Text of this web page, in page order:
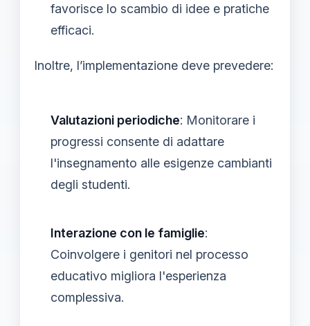
favorisce lo scambio di idee e pratiche
efficaci.
Inoltre, l’implementazione deve prevedere:
Valutazioni periodiche: Monitorare i
progressi consente di adattare
l'insegnamento alle esigenze cambianti
degli studenti.
Interazione con le famiglie:
Coinvolgere i genitori nel processo
educativo migliora l'esperienza
complessiva.